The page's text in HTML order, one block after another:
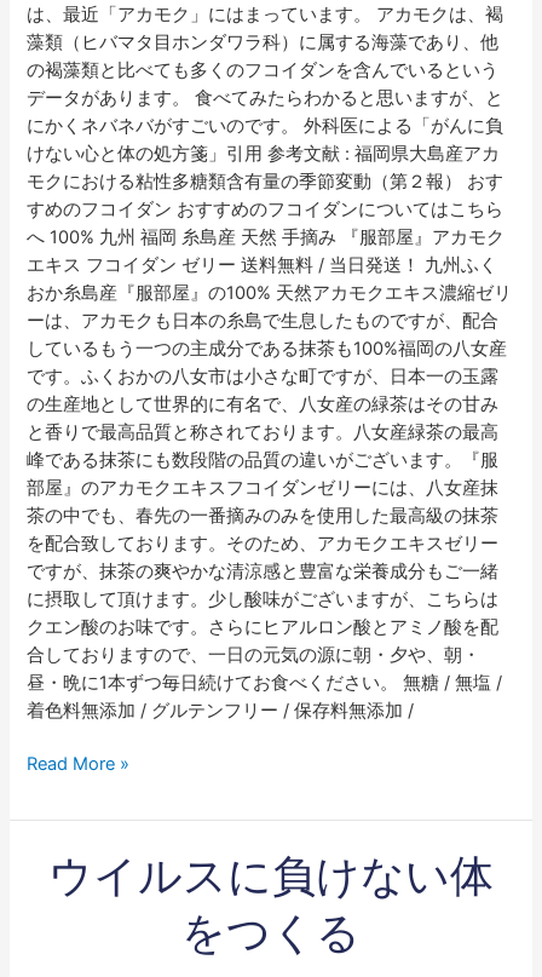
は、最近「アカモク」にはまっています。 アカモクは、褐
藻類（ヒバマタ目ホンダワラ科）に属する海藻であり、他
の褐藻類と比べても多くのフコイダンを含んでいるという
データがあります。 食べてみたらわかると思いますが、と
にかくネバネバがすごいのです。 外科医による「がんに負
けない心と体の処方箋」引用 参考文献 : 福岡県大島産アカ
モクにおける粘性多糖類含有量の季節変動（第２報） おす
すめのフコイダン おすすめのフコイダンについてはこちら
へ 100% 九州 福岡 糸島産 天然 手摘み 『服部屋』アカモク
エキス フコイダン ゼリー 送料無料 / 当日発送！ 九州ふく
おか糸島産『服部屋』の100% 天然アカモクエキス濃縮ゼリ
ーは、アカモクも日本の糸島で生息したものですが、配合
しているもう一つの主成分である抹茶も100%福岡の八女産
です。ふくおかの八女市は小さな町ですが、日本一の玉露
の生産地として世界的に有名で、八女産の緑茶はその甘み
と香りで最高品質と称されております。八女産緑茶の最高
峰である抹茶にも数段階の品質の違いがございます。『服
部屋』のアカモクエキスフコイダンゼリーには、八女産抹
茶の中でも、春先の一番摘みのみを使用した最高級の抹茶
を配合致しております。そのため、アカモクエキスゼリー
ですが、抹茶の爽やかな清涼感と豊富な栄養成分もご一緒
に摂取して頂けます。少し酸味がございますが、こちらは
クエン酸のお味です。さらにヒアルロン酸とアミノ酸を配
合しておりますので、一日の元気の源に朝・夕や、朝・
昼・晩に1本ずつ毎日続けてお食べください。 無糖 / 無塩 /
着色料無添加 / グルテンフリー / 保存料無添加 /
Read More »
ウイルスに負けない体
をつくる